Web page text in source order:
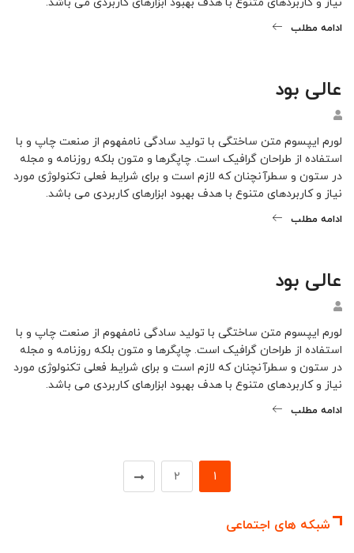
ادامه مطلب
عالی بود
لورم ایپسوم متن ساختگی با تولید سادگی نامفهوم از صنعت چاپ و با
استفاده از طراحان گرافیک است. چاپگرها و متون بلکه روزنامه و مجله
در ستون و سطرآنچنان که لازم است و برای شرایط فعلی تکنولوژی مورد
نیاز و کاربردهای متنوع با هدف بهبود ابزارهای کاربردی می باشد.
ادامه مطلب
عالی بود
لورم ایپسوم متن ساختگی با تولید سادگی نامفهوم از صنعت چاپ و با
استفاده از طراحان گرافیک است. چاپگرها و متون بلکه روزنامه و مجله
در ستون و سطرآنچنان که لازم است و برای شرایط فعلی تکنولوژی مورد
نیاز و کاربردهای متنوع با هدف بهبود ابزارهای کاربردی می باشد.
ادامه مطلب
1
2
شبکه های اجتماعی